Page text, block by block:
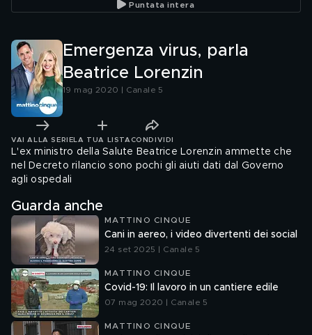
Puntata intera
Emergenza virus, parla
Beatrice Lorenzin
19 mag 2020 | Canale 5
VAI ALLA SERIE LA TUA LISTA CONDIVIDI
L'ex ministro della Salute Beatrice Lorenzin ammette che
nel Decreto rilancio sono pochi gli aiuti dati dal Governo
agli ospedali
Guarda anche
MATTINO CINQUE
Cani in aereo, i video divertenti dei social
24 set 2025 | Canale 5
MATTINO CINQUE
Covid-19: Il lavoro in un cantiere edile
07 mag 2020 | Canale 5
MATTINO CINQUE